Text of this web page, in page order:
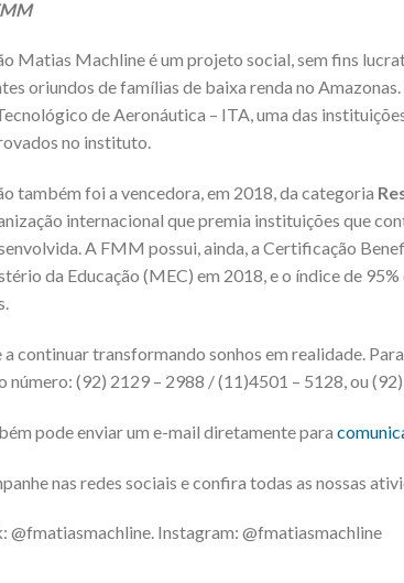
Matias Machline é um projeto social, sem fins
oriundos de famílias de baixa renda no
de Aeronáutica – ITA, uma das
no instituto.
também foi a vencedora, em 2018, da categoria
internacional que premia instituições que
A FMM possui, ainda, a Certificação
da Educação (MEC) em 2018, e o índice de
a continuar transformando sonhos em realidade.
número: (92) 2129 – 2988 / (11)4501 – 5128, ou
pode enviar um e-mail diretamente para
nas redes sociais e confira todas as nossas
@fmatiasmachline. Instagram: @fmatiasmachline